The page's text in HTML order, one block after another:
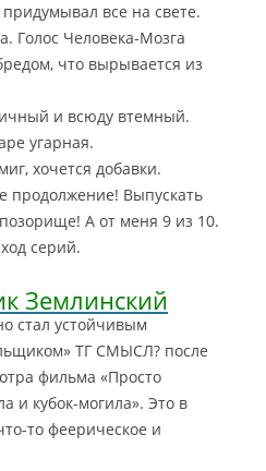
все на свете.
Голос Человека-Мозга
что вырывается из
и всюду втемный.
угарная.
хочется добавки.
продолжение! Выпускать
А от меня 9 из 10.
серий.
Землинский
стал устойчивым
ТГ СМЫСЛ? после
фильма «Просто
и кубок-могила». Это в
то феерическое и